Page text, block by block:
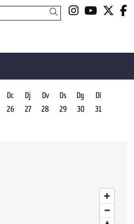
Link aLink a
Cercar
Dc
26
Dj
27
Dv
28
Ds
29
Dg
30
Dl
31